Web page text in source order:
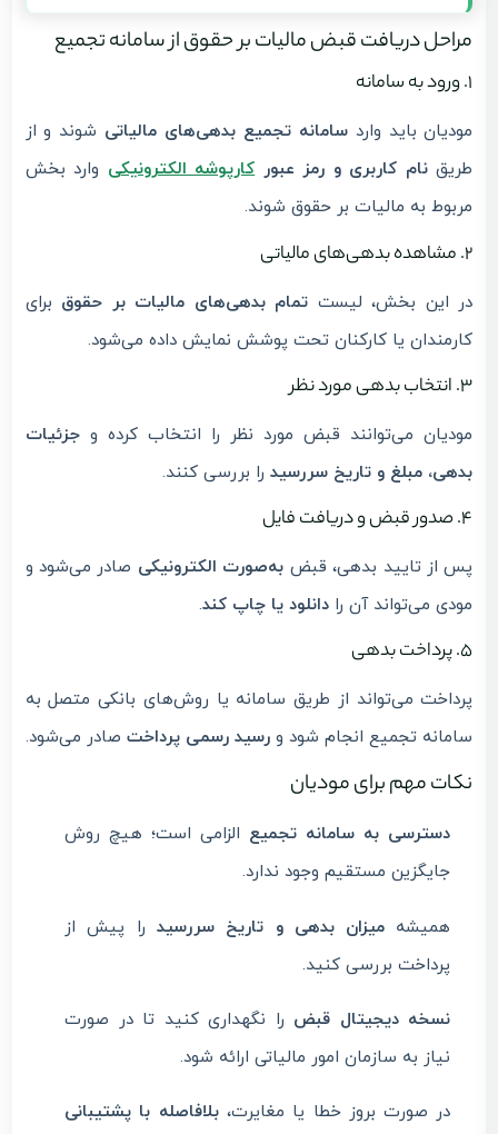
مراحل دریافت قبض مالیات بر حقوق از سامانه تجمیع
1. ورود به سامانه
مودیان باید واردسامانه تجمیع بدهی‌های مالیاتی شوند و از
طریقنام کاربری و رمز عبورکارپوشه الکترونیکی وارد بخش
مربوط به مالیات بر حقوق شوند.
2. مشاهده بدهی‌های مالیاتی
در این بخش، لیست تمام بدهی‌های مالیات بر حقوق برای
کارمندان یا کارکنان تحت پوشش نمایش داده می‌شود.
3. انتخاب بدهی مورد نظر
مودیان می‌توانند قبض مورد نظر را انتخاب کرده وجزئیات
بدهی، مبلغ و تاریخ سررسیدرا بررسی کنند.
4. صدور قبض و دریافت فایل
پس از تایید بدهی، قبض به‌صورت الکترونیکی صادر می‌شود و
مودی می‌تواند آن را دانلود یا چاپ کند.
5. پرداخت بدهی
پرداخت می‌تواند از طریق سامانه یا روش‌های بانکی متصل به
سامانه تجمیع انجام شود و رسید رسمی پرداختصادر می‌شود.
نکات مهم برای مودیان
دسترسی به سامانه تجمیع الزامی است؛ هیچ روش
جایگزین مستقیم وجود ندارد.
همیشه میزان بدهی و تاریخ سررسید را پیش از
پرداخت بررسی کنید.
نسخه دیجیتال قبض را نگهداری کنید تا در صورت
نیاز به سازمان امور مالیاتی ارائه شود.
در صورت بروز خطا یا مغایرت،بلافاصله با پشتیبانی